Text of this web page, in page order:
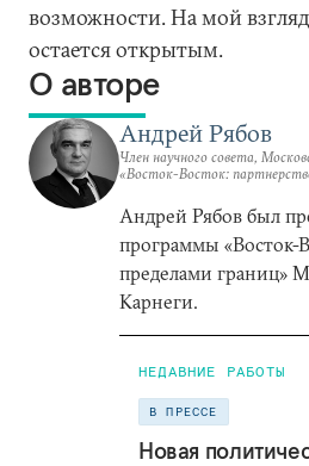
возможности. На мой
остается открытым.
О авторе
Андрей Рябов
Член научного совета,
«Восток-Восток:
Андрей Рябов был
программы «Восток-
пределами границ»
Карнеги.
НЕДАВНИЕ РАБОТЫ
В ПРЕССЕ
Новая